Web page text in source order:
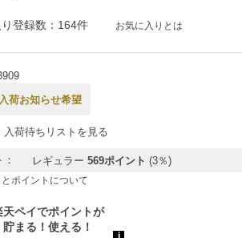
登録数：164件 お気に入りとは
荷お知らせ希望
入荷待ちリストを見る
レギュラー 569ポイント (3％)
ポイントについて